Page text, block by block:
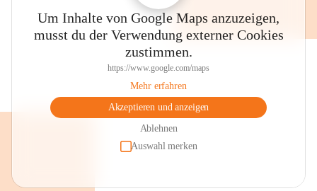
Um Inhalte von Google Maps anzuzeigen,
musst du der Verwendung externer Cookies
zustimmen.
https://www.google.com/maps
Mehr erfahren
Akzeptieren und anzeigen
Ablehnen
Auswahl merken